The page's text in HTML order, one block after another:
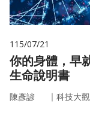
115/07/21
你的身體，早
生命說明書
陳彥諺 ｜ 科技大